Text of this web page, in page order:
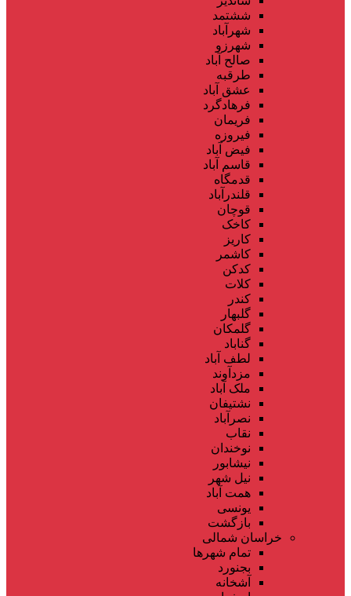
ششتمد
شهرآباد
شهرزو
صالح آباد
طرقبه
عشق آباد
فرهادگرد
فریمان
فیروزه
فیض آباد
قاسم آباد
قدمگاه
قلندرآباد
قوچان
کاخک
کاریز
کاشمر
کدکن
کلات
کندر
گلبهار
گلمکان
گناباد
لطف آباد
مزدآوند
ملک آباد
نشتیفان
نصرآباد
نقاب
نوخندان
نیشابور
نیل شهر
همت آباد
یونسی
بازگشت
خراسان شمالی
تمام شهر‌ها
بجنورد
آشخانه